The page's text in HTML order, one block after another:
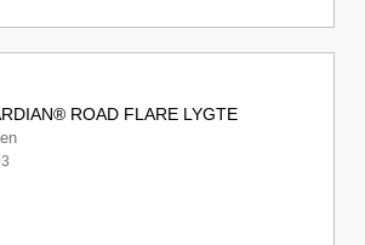
ROAD FLARE LYGTE